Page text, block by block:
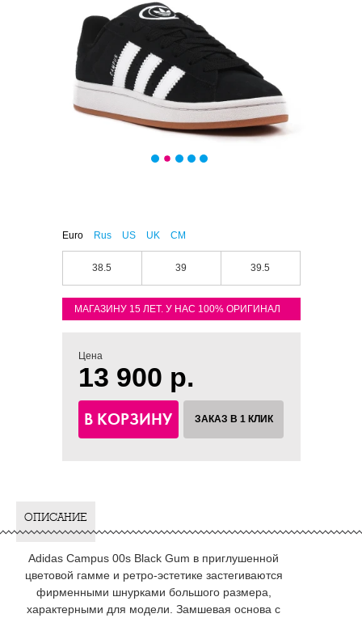
Euro Rus US UK CM
38.5 39 39.5
МАГАЗИНУ 15 ЛЕТ. У НАС 100% ОРИГИНАЛ
Цена
13 900 р.
В КОРЗИНУ ЗАКАЗ В 1 КЛИК
ОПИСАНИЕ
Adidas Campus 00s Black Gum в приглушенной
цветовой гамме и ретро-эстетике застегиваются
фирменными шнурками большого размера,
характерными для модели. Замшевая основа с